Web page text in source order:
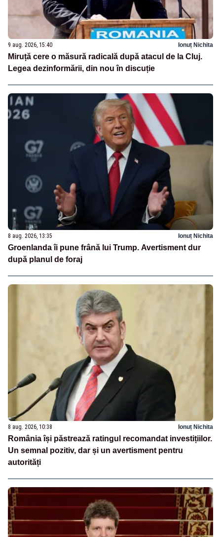
9 aug. 2026, 15:40 Ionuț Nichita
Miruță cere o măsură radicală după atacul de la Cluj.
Legea dezinformării, din nou în discuție
8 aug. 2026, 13:35 Ionuț Nichita
Groenlanda îi pune frână lui Trump. Avertisment dur
după planul de foraj
8 aug. 2026, 10:38 Ionuț Nichita
România își păstrează ratingul recomandat investițiilor.
Un semnal pozitiv, dar și un avertisment pentru
autorități